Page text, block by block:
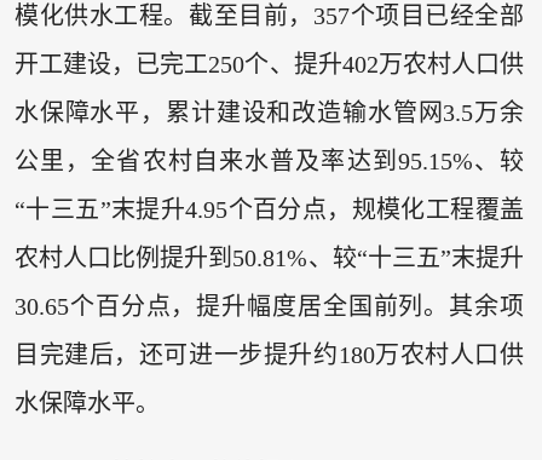
模化供水工程。截至目前，357个项目已经全部
开工建设，已完工250个、提升402万农村人口供
水保障水平，累计建设和改造输水管网3.5万余
公里，全省农村自来水普及率达到95.15%、较
“十三五”末提升4.95个百分点，规模化工程覆盖
农村人口比例提升到50.81%、较“十三五”末提升
30.65个百分点，提升幅度居全国前列。其余项
目完建后，还可进一步提升约180万农村人口供
水保障水平。